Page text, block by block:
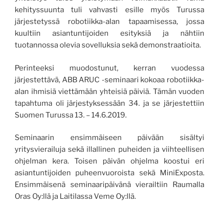
kehityssuunta tuli vahvasti esille myös Turussa
järjestetyssä robotiikka-alan tapaamisessa, jossa
kuultiin asiantuntijoiden esityksiä ja nähtiin
tuotannossa olevia sovelluksia sekä demonstraatioita.
Perinteeksi muodostunut, kerran vuodessa
järjestettävä, ABB ARUC -seminaari kokoaa robotiikka-
alan ihmisiä viettämään yhteisiä päiviä. Tämän vuoden
tapahtuma oli järjestyksessään 34. ja se järjestettiin
Suomen Turussa 13. – 14.6.2019.
Seminaarin ensimmäiseen päivään sisältyi
yritysvierailuja sekä illallinen puheiden ja viihteellisen
ohjelman kera. Toisen päivän ohjelma koostui eri
asiantuntijoiden puheenvuoroista sekä MiniExposta.
Ensimmäisenä seminaaripäivänä vierailtiin Raumalla
Oras Oy:llä ja Laitilassa Veme Oy:llä.